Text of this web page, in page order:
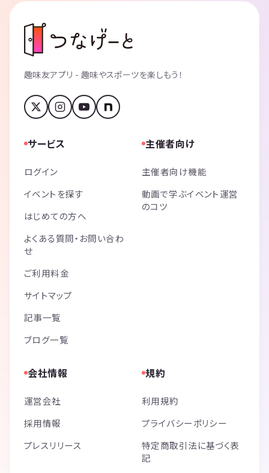
趣味友アプリ - 趣味やスポーツを楽しもう！
サービス
ログイン
イベントを探す
はじめての方へ
よくある質問・お問い合わ
せ
ご利用料金
サイトマップ
記事一覧
ブログ一覧
主催者向け
主催者向け機能
動画で学ぶイベント運営
のコツ
会社情報
運営会社
採用情報
プレスリリース
規約
利用規約
プライバシーポリシー
特定商取引法に基づく表
記